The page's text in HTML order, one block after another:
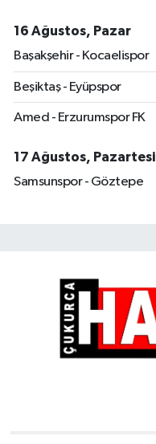
16 Ağustos, Pazar
Başakşehir - Kocaelispor
Beşiktaş - Eyüpspor
Amed - Erzurumspor FK
17 Ağustos, Pazartesi
Samsunspor - Göztepe